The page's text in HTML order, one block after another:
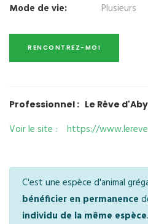
Mode de vie:
Plusieurs
Professionnel : Le Rêve d'Aby
Voir le site : https://
C'est une espèce d'animal
bénéficier en permanence
individu de la même espèce.